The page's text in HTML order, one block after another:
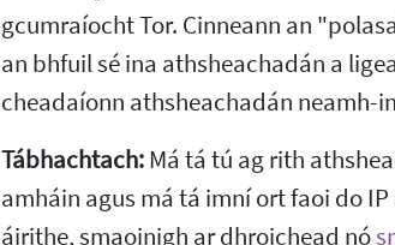
gcumraíocht Tor. Cinneann an
an bhfuil sé ina athsheachadán a
cheadaíonn athsheachadán neamh-
Tábhachtach:Má tá tú ag rith
amháin agus má tá imní ort faoi do
áirithe, smaoinigh ar dhroichead nó